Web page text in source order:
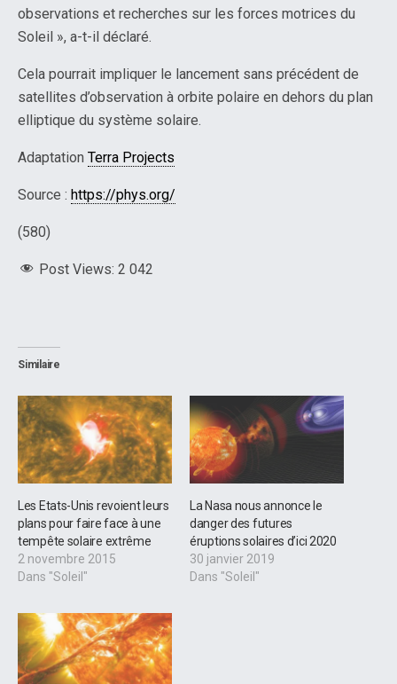
observations et recherches sur les forces motrices du
Soleil », a-t-il déclaré.
Cela pourrait impliquer le lancement sans précédent de
satellites d’observation à orbite polaire en dehors du plan
elliptique du système solaire.
Adaptation Terra Projects
Source : https://phys.org/
(580)
Post Views: 2 042
Similaire
Les Etats-Unis revoient leurs
plans pour faire face à une
tempête solaire extrême
2 novembre 2015
Dans "Soleil"
La Nasa nous annonce le
danger des futures
éruptions solaires d’ici 2020
30 janvier 2019
Dans "Soleil"